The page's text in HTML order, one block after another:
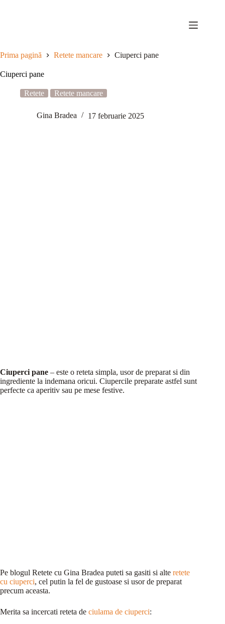
Prima pagină Retete mancare Ciuperci pane
Ciuperci pane
Retete Retete mancare
Gina Bradea 17 februarie 2025
Ciuperci pane – este o reteta simpla, usor de preparat si din
ingrediente la indemana oricui. Ciupercile preparate astfel sunt
perfecte ca aperitiv sau pe mese festive.
Pe blogul Retete cu Gina Bradea puteti sa gasiti si alte retete
cu ciuperci, cel putin la fel de gustoase si usor de preparat
precum aceasta.
Merita sa incercati reteta de ciulama de ciuperci: